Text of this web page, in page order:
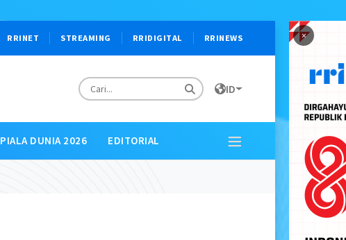
×
RRINET STREAMING RRIDIGITAL RRINEWS
ID
PIALA DUNIA 2026 EDITORIAL